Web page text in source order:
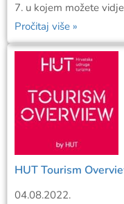
7. u kojem možete
Pročitaj više »
HUT Tourism
04.08.2022.